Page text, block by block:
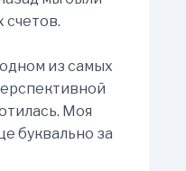
счетов.
одном из самых
Моя
буквально за